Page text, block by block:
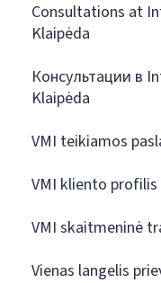
Consultations at
Klaipėda
Консультации в
Klaipėda
VMI teikiamos
VMI kliento profilis
VMI skaitmeninė
Vienas langelis